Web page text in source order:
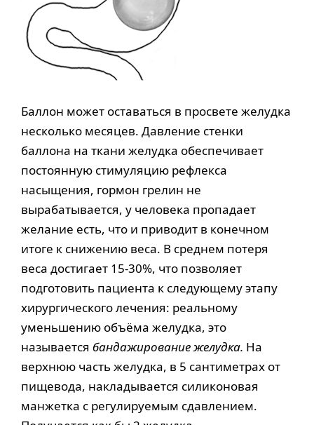
Баллон может оставаться в просвете желудка
несколько месяцев. Давление стенки
баллона на ткани желудка обеспечивает
постоянную стимуляцию рефлекса
насыщения, гормон грелин не
вырабатывается, у человека пропадает
желание есть, что и приводит в конечном
итоге к снижению веса. В среднем потеря
веса достигает 15-30%, что позволяет
подготовить пациента к следующему этапу
хирургического лечения: реальному
уменьшению объёма желудка, это
называется бандажирование желудка. На
верхнюю часть желудка, в 5 сантиметрах от
пищевода, накладывается силиконовая
манжетка с регулируемым сдавлением.